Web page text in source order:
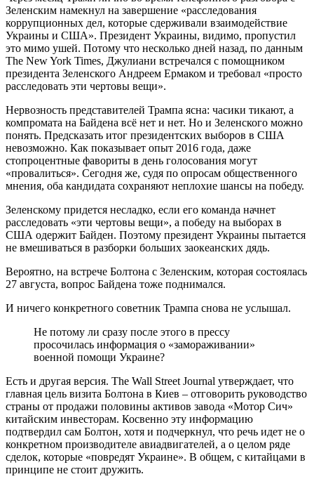
Зеленским намекнул на завершение «расследования
коррупционных дел, которые сдерживали взаимодействие
Украины и США». Президент Украины, видимо, пропустил
это мимо ушей. Потому что несколько дней назад, по данным
The New York Times, Джулиани встречался с помощником
президента Зеленского Андреем Ермаком и требовал «просто
расследовать эти чертовы вещи».
Нервозность представителей Трампа ясна: часики тикают, а
компромата на Байдена всё нет и нет. Но и Зеленского можно
понять. Предсказать итог президентских выборов в США
невозможно. Как показывает опыт 2016 года, даже
стопроцентные фавориты в день голосования могут
«провалиться». Сегодня же, судя по опросам общественного
мнения, оба кандидата сохраняют неплохие шансы на победу.
Зеленскому придется несладко, если его команда начнет
расследовать «эти чертовы вещи», а победу на выборах в
США одержит Байден. Поэтому президент Украины пытается
не вмешиваться в разборки больших заокеанских дядь.
Вероятно, на встрече Болтона с Зеленским, которая состоялась
27 августа, вопрос Байдена тоже поднимался.
И ничего конкретного советник Трампа снова не услышал.
Не потому ли сразу после этого в прессу
просочилась информация о «замораживании»
военной помощи Украине?
Есть и другая версия. The Wall Street Journal утверждает, что
главная цель визита Болтона в Киев – отговорить руководство
страны от продажи половины активов завода «Мотор Cич»
китайским инвесторам. Косвенно эту информацию
подтвердил сам Болтон, хотя и подчеркнул, что речь идет не о
конкретном производителе авиадвигателей, а о целом ряде
сделок, которые «повредят Украине». В общем, с китайцами в
принципе не стоит дружить.